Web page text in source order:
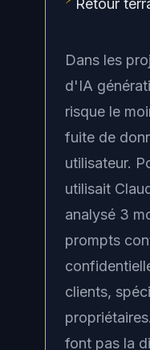
Retour
Dans les
d'IA
risque le
fuite de
utilisateur.
utilisait
analysé 3
prompts
clients,
font pas la